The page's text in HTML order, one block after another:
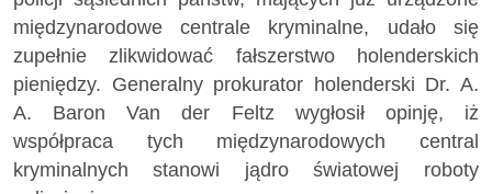
międzynarodowe centrale kryminalne, udało się
zupełnie zlikwidować fałszerstwo holenderskich
pieniędzy. Generalny prokurator holenderski Dr. A.
A. Baron Van der Feltz wygłosił opinję, iż
współpraca tych międzynarodowych central
kryminalnych stanowi jądro światowej roboty